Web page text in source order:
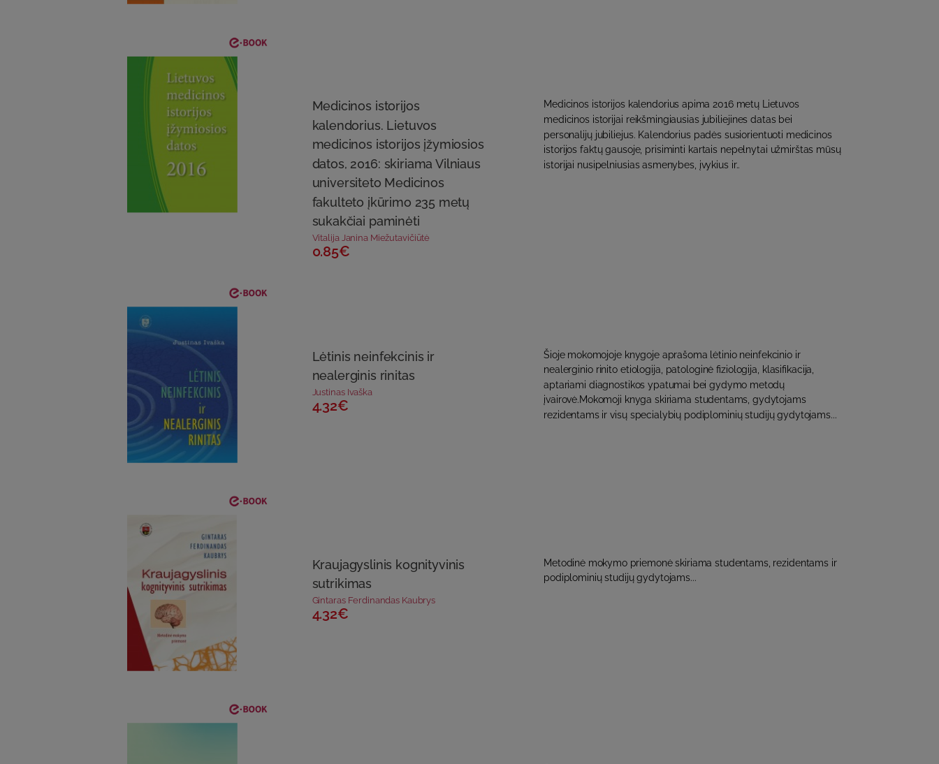
Medicinos istorijos
kalendorius. Lietuvos
medicinos istorijos įžymiosios
datos, 2016: skiriama Vilniaus
universiteto Medicinos
fakulteto įkūrimo 235 metų
sukakčiai paminėti
Vitalija Janina Miežutavičiūtė
0.85€
Medicinos istorijos kalendorius apima 2016 metų Lietuvos
medicinos istorijai reikšmingiausias jubiliejines datas bei
personalijų jubiliejus. Kalendorius padės susiorientuoti medicinos
istorijos faktų gausoje, prisiminti kartais nepelnytai užmirštas mūsų
istorijai nusipelniusias asmenybes, įvykius ir..
Lėtinis neinfekcinis ir
nealerginis rinitas
Justinas Ivaška
4.32€
Šioje mokomojoje knygoje aprašoma lėtinio neinfekcinio ir
nealerginio rinito etiologija, patologinė fiziologija, klasifikacija,
aptariami diagnostikos ypatumai bei gydymo metodų
įvairovė.Mokomoji knyga skiriama studentams, gydytojams
rezidentams ir visų specialybių podiplominių studijų gydytojams...
Kraujagyslinis kognityvinis
sutrikimas
Gintaras Ferdinandas Kaubrys
4.32€
Metodinė mokymo priemonė skiriama studentams, rezidentams ir
podiplominių studijų gydytojams...